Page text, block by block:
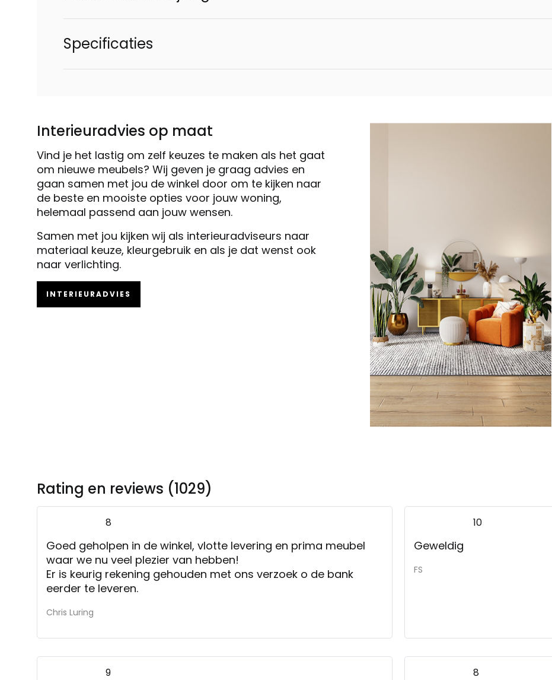
Specificaties
Interieuradvies op maat
Vind je het lastig om zelf keuzes te maken als het gaat
om nieuwe meubels? Wij geven je graag advies en
gaan samen met jou de winkel door om te kijken naar
de beste en mooiste opties voor jouw woning,
helemaal passend aan jouw wensen.
Samen met jou kijken wij als interieuradviseurs naar
materiaal keuze, kleurgebruik en als je dat wenst ook
naar verlichting.
INTERIEURADVIES
Rating en reviews (1029)
8
Goed geholpen in de winkel, vlotte levering en prima meubel
waar we nu veel plezier van hebben!
Er is keurig rekening gehouden met ons verzoek o de bank
eerder te leveren.
Chris Luring
10
Geweldig
FS
9 8